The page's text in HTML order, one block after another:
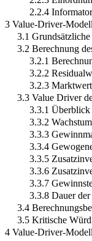
2.2.4
3 Value-Driver-
3.1
3.2 Berechnung
3.2.1
3.2.2
3.2.3
3.3 Value Driver
3.3.1 Überblick
3.3.2
3.3.3
3.3.4
3.3.5
3.3.6
3.3.7
3.3.8 Dauer
3.4
3.5 Kritische
4 Value-Driver-